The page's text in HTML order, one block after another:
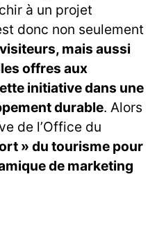
à un projet
donc non seulement
mais aussi
offres aux
initiative dans une
durable. Alors
de l’Office du
» du tourisme pour
de marketing